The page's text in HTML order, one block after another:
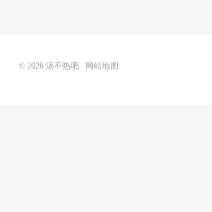
© 2026 汤不热吧 网站地图